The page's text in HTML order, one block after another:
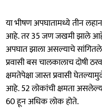
या भीषण अपघातामध्ये तीन
आहे. तर 35 जण जखमी झाले
अपघात झाला असल्याचे
प्रवासी बस चालकालाच दोषी
क्षमतेपेक्षा जास्त प्रवासी
आहे. 52 लोकांची क्षमता
60 हून अधिक लोक होते.